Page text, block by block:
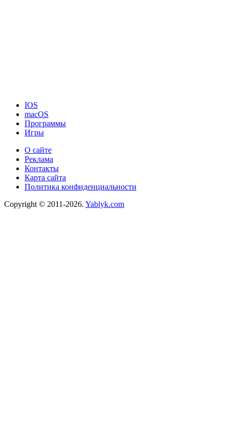
IOS
macOS
Программы
Игры
О сайте
Реклама
Контакты
Карта сайта
Политика конфиденциальности
Copyright © 2011-2026. Yablyk.сom